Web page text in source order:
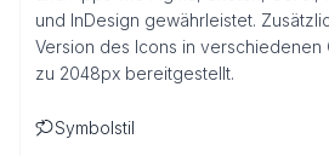
und InDesign gewährleistet.
Version des Icons in verschiedenen
zu 2048px bereitgestellt.
Symbolstil